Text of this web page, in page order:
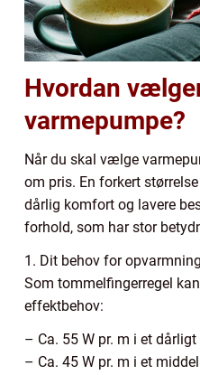
Hvordan
varmepumpe?
Når du skal vælge
om pris. En forkert
dårlig komfort og lavere
forhold, som har stor
1. Dit behov for opvarmning
Som tommelfingerregel
effektbehov:
– Ca. 55 W pr. m i et
– Ca. 45 W pr. m i et